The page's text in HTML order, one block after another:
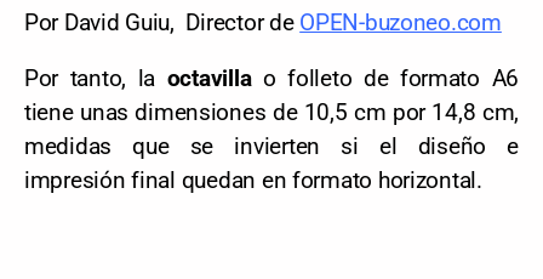
Por David Guiu, Director de OPEN-buzoneo.com
Por tanto, la octavillao folleto de formato A6
tiene unas dimensiones de 10,5 cm por 14,8 cm,
medidas que se invierten si el diseño e
impresión final quedan en formato horizontal.